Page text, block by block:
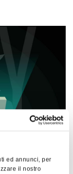
ed annunci, per
il nostro